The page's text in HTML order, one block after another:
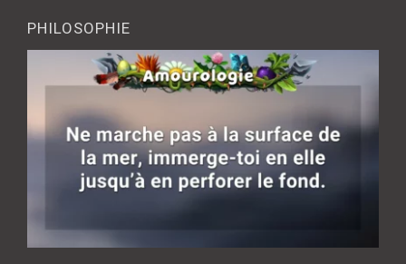
PHILOSOPHIE